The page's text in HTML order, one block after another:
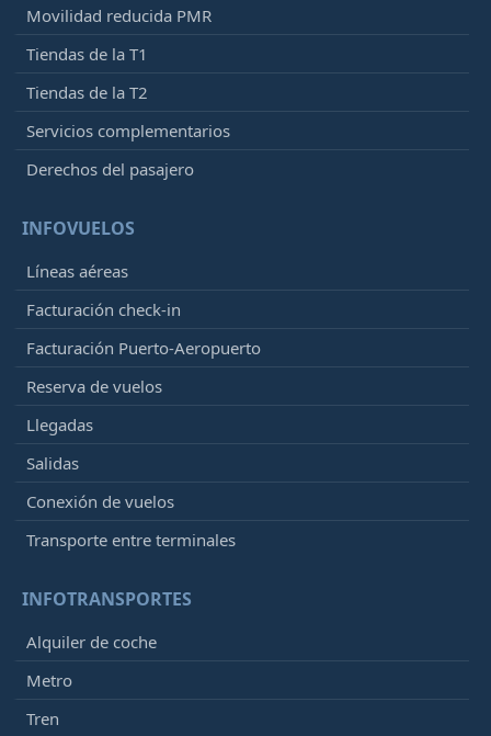
Movilidad reducida PMR
Tiendas de la T1
Tiendas de la T2
Servicios complementarios
Derechos del pasajero
INFOVUELOS
Líneas aéreas
Facturación check-in
Facturación Puerto-Aeropuerto
Reserva de vuelos
Llegadas
Salidas
Conexión de vuelos
Transporte entre terminales
INFOTRANSPORTES
Alquiler de coche
Metro
Tren